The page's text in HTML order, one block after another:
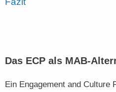
Das ECP als MAB-
Ein Engagement and Culture